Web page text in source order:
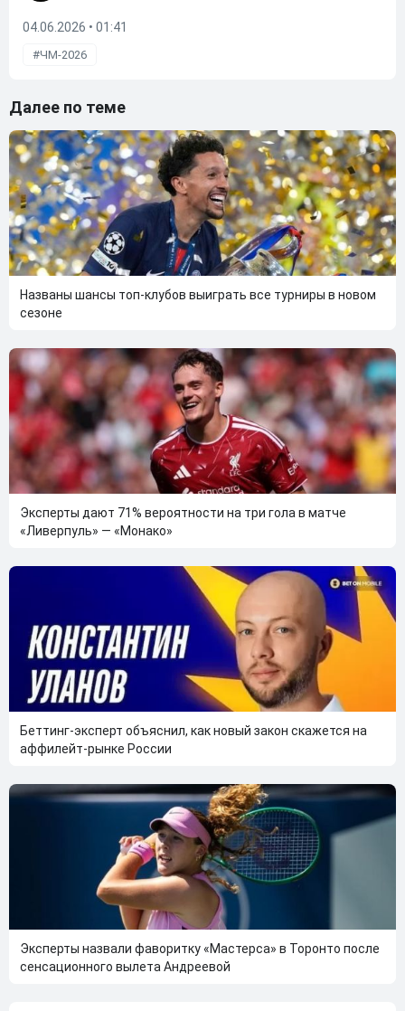
04.06.2026 • 01:41
ЧМ-2026
Далее по теме
Названы шансы топ-клубов выиграть все турниры в новом
сезоне
Эксперты дают 71% вероятности на три гола в матче
«Ливерпуль» — «Монако»
Беттинг-эксперт объяснил, как новый закон скажется на
аффилейт-рынке России
Эксперты назвали фаворитку «Мастерса» в Торонто после
сенсационного вылета Андреевой